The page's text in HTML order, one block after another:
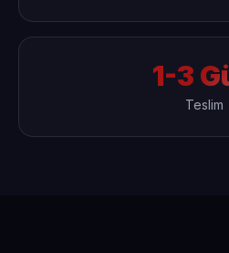
1-3
Teslim